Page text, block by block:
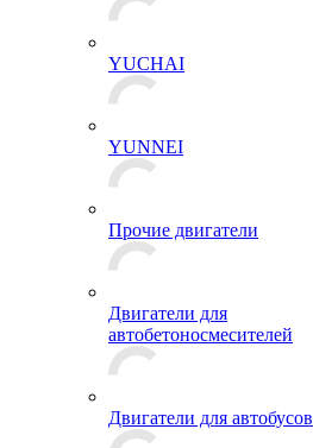
YUCHAI
YUNNEI
Прочие двигатели
Двигатели для
автобетоносмесителей
Двигатели для автобусов